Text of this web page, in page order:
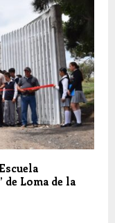
de Loma de la